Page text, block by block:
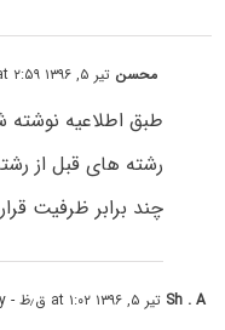
محسن تیر ۵, ۱۳۹۶ at ۲:۵۹ ب٫ظ
طبق اطلاعیه نوشته
رشته های قبل از
چند برابر ظرفیت
Sh . A تیر ۵, ۱۳۹۶ at ۱:۰۲ ق٫ظ - Reply